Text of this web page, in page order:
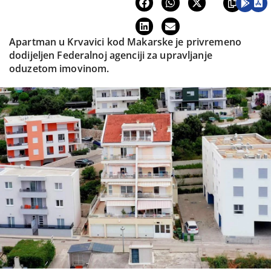
Apartman u Krvavici kod Makarske je privremeno
dodijeljen Federalnoj agenciji za upravljanje
oduzetom imovinom.